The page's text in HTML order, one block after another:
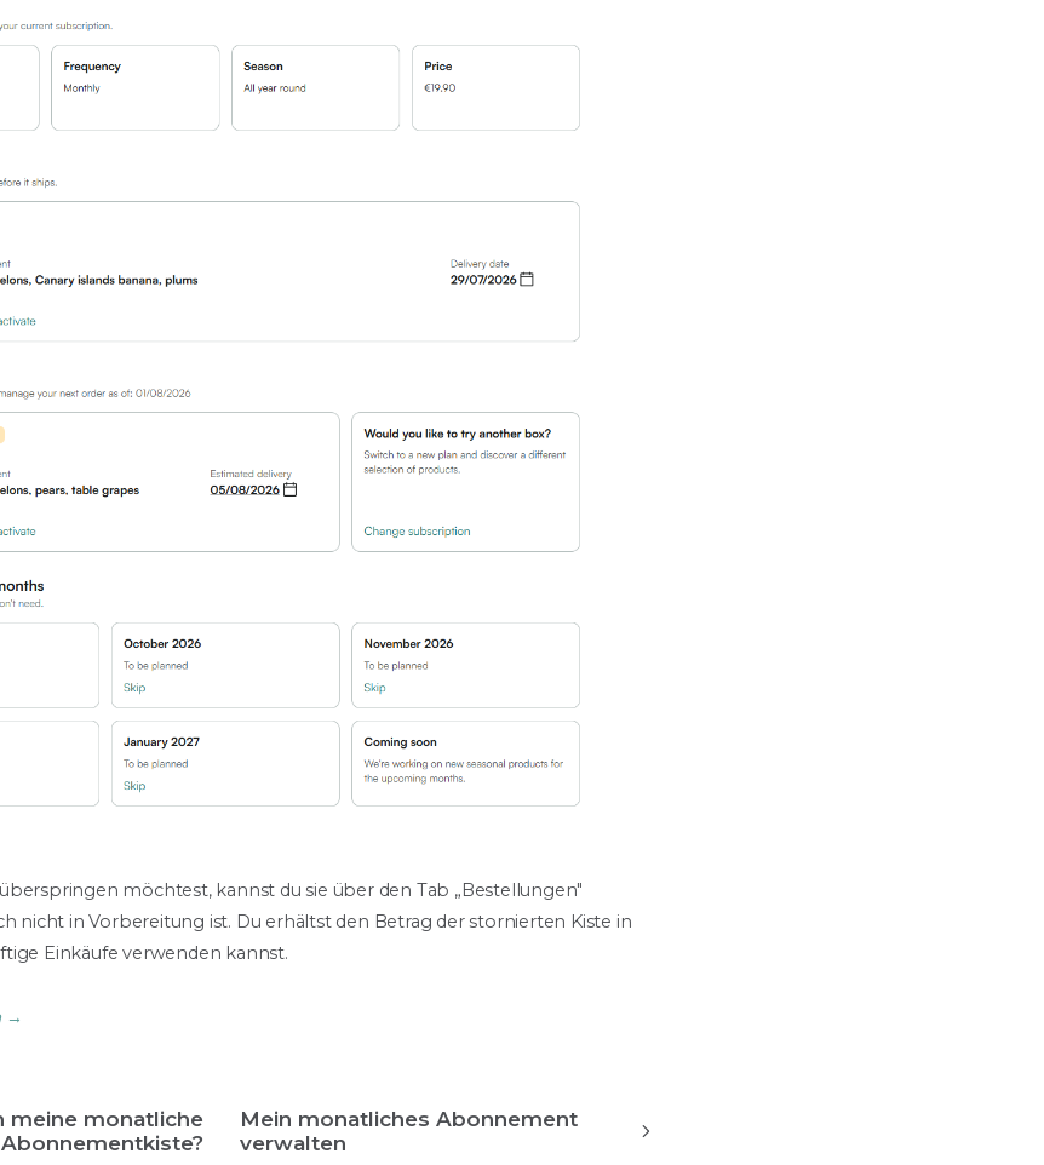
möchtest, kannst du sie über den Tab „Bestellungen"
nicht in Vorbereitung ist. Du erhältst den Betrag der stornierten Kiste in
Einkäufe verwenden kannst.
→
meine monatliche
Abonnementkiste?
Mein monatliches Abonnement
verwalten